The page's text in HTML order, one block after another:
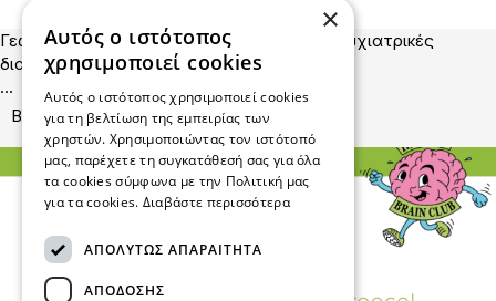
Γεωργία Ξηρομερησιου: Νευρολογικές και ψυχιατρικές
διαταραχές σε ηλικιωμένους
...
Blog
×
Αυτός ο ιστότοπος
χρησιμοποιεί cookies
Αυτός ο ιστότοπος χρησιμοποιεί cookies
για τη βελτίωση της εμπειρίας των
χρηστών. Χρησιμοποιώντας τον ιστότοπό
μας, παρέχετε τη συγκατάθεσή σας για όλα
τα cookies σύμφωνα με την Πολιτική μας
για τα cookies. Διαβάστε περισσότερα
ΑΠΟΛΎΤΩΣ ΑΠΑΡΑΊΤΗΤΑ
ΑΠΌΔΟΣΗΣ